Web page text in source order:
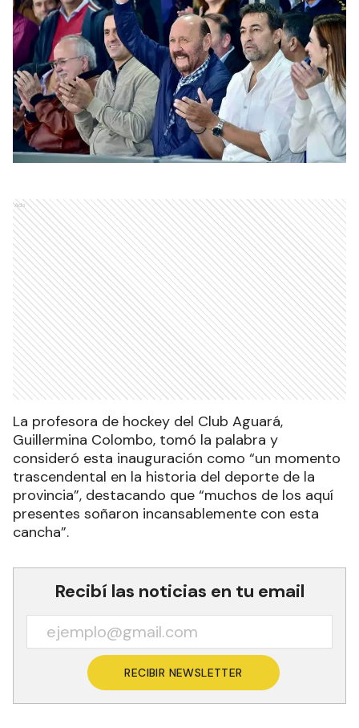
Ads
La profesora de hockey del Club Aguará,
Guillermina Colombo, tomó la palabra y
consideró esta inauguración como “un momento
trascendental en la historia del deporte de la
provincia”, destacando que “muchos de los aquí
presentes soñaron incansablemente con esta
cancha”.
Recibí las noticias en tu email
RECIBIR NEWSLETTER